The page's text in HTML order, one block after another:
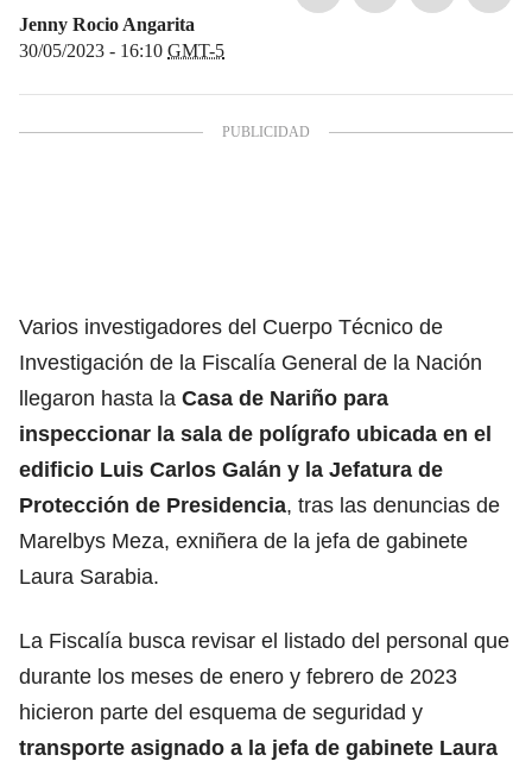
Jenny Rocio Angarita
30/05/2023 - 16:10 GMT-5
Varios investigadores del Cuerpo Técnico de
Investigación de la Fiscalía General de la Nación
llegaron hasta la Casa de Nariño para
inspeccionar la sala de polígrafo ubicada en el
edificio Luis Carlos Galán y la Jefatura de
Protección de Presidencia, tras las denuncias de
Marelbys Meza, exniñera de la jefa de gabinete
Laura Sarabia.
La Fiscalía busca revisar el listado del personal que
durante los meses de enero y febrero de 2023
hicieron parte del esquema de seguridad y
transporte asignado a la jefa de gabinete Laura